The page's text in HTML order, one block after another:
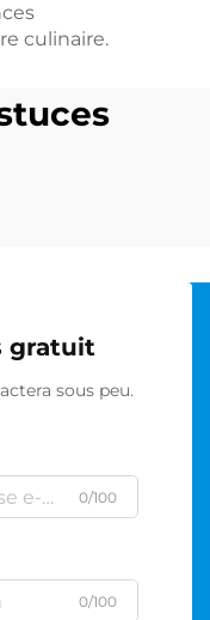
culinaire.
gratuit
sous peu.
0/100
0/100